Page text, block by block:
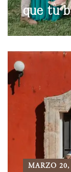
que tu
MARZO 20,